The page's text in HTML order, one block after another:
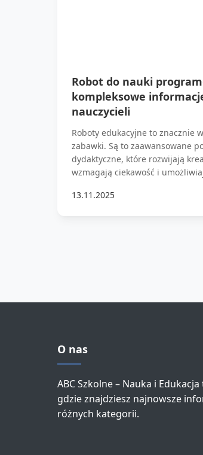
Robot do nauki
kompleksowe
nauczycieli
Roboty edukacyjne to znacznie
zabawki. Są to zaawansowane
dydaktyczne, które rozwijają
wzmagają ciekawość i
13.11.2025
O nas
ABC Szkolne – Nauka i
gdzie znajdziesz najnowsze
różnych kategorii.